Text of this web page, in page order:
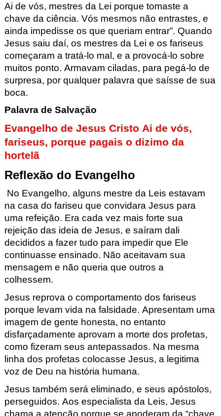
Ai de vós, mestres da Lei porque tomaste a
chave da ciência. Vós mesmos não entrastes, e
ainda impedisse os que queriam entrar”. Quando
Jesus saiu daí, os mestres da Lei e os fariseus
começaram a tratá-lo mal, e a provocá-lo sobre
muitos ponto. Armavam ciladas, para pegá-lo de
surpresa, por qualquer palavra que saísse de sua
boca.
Palavra de Salvação
Evangelho de Jesus Cristo Ai de vós,
fariseus, porque pagais o dizimo da
hortelã
Reflexão do Evangelho
No Evangelho, alguns mestre da Leis estavam
na casa do fariseu que convidara Jesus para
uma refeição. Era cada vez mais forte sua
rejeição das ideia de Jesus, e saíram dali
decididos a fazer tudo para impedir que Ele
continuasse ensinado. Não aceitavam sua
mensagem e não queria que outros a
colhessem.
Jesus reprova o comportamento dos fariseus
porque levam vida na falsidade. Apresentam uma
imagem de gente honesta, no entanto
disfarçadamente aprovam a morte dos profetas,
como fizeram seus antepassados. Na mesma
linha dos profetas colocasse Jesus, a legitima
voz de Deu na história humana.
Jesus também será eliminado, e seus apóstolos,
perseguidos. Aos especialista da Leis, Jesus
chama a atenção porque se apoderam da “chave